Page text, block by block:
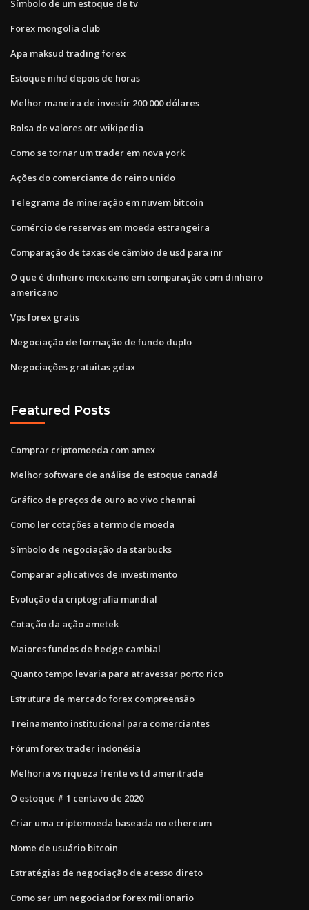
Símbolo de um estoque de tv
Forex mongolia club
Apa maksud trading forex
Estoque nihd depois de horas
Melhor maneira de investir 200 000 dólares
Bolsa de valores otc wikipedia
Como se tornar um trader em nova york
Ações do comerciante do reino unido
Telegrama de mineração em nuvem bitcoin
Comércio de reservas em moeda estrangeira
Comparação de taxas de câmbio de usd para inr
O que é dinheiro mexicano em comparação com dinheiro
americano
Vps forex gratis
Negociação de formação de fundo duplo
Negociações gratuitas gdax
Featured Posts
Comprar criptomoeda com amex
Melhor software de análise de estoque canadá
Gráfico de preços de ouro ao vivo chennai
Como ler cotações a termo de moeda
Símbolo de negociação da starbucks
Comparar aplicativos de investimento
Evolução da criptografia mundial
Cotação da ação ametek
Maiores fundos de hedge cambial
Quanto tempo levaria para atravessar porto rico
Estrutura de mercado forex compreensão
Treinamento institucional para comerciantes
Fórum forex trader indonésia
Melhoria vs riqueza frente vs td ameritrade
O estoque # 1 centavo de 2020
Criar uma criptomoeda baseada no ethereum
Nome de usuário bitcoin
Estratégias de negociação de acesso direto
Como ser um negociador forex milionario